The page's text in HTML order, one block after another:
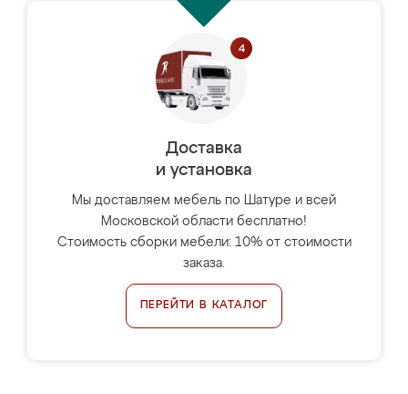
Доставка
и установка
Мы доставляем мебель по Шатуре и всей
Московской области бесплатно!
Стоимость сборки мебели: 10% от стоимости
заказа.
ПЕРЕЙТИ В КАТАЛОГ